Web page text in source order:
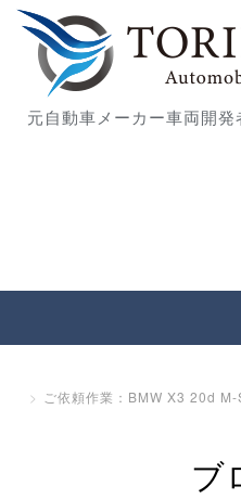
元自動車メーカー車両開
ご依頼作業：BMW X3 20d
ブ